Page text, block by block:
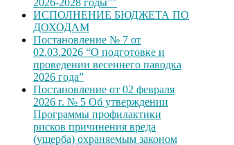
ИСПОЛНЕНИЕ БЮДЖЕТА ПО
ДОХОДАМ
Постановление № 7 от
02.03.2026 “О подготовке и
проведении весеннего паводка
2026 года”
Постановление от 02 февраля
2026 г. № 5 Об утверждении
Программы профилактики
рисков причинения вреда
(ущерба) охраняемым законом